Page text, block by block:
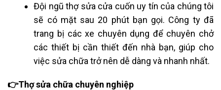
Đội ngũ thợ sửa cửa cuốn uy tín của chúng tôi
sẽ có mặt sau 20 phút bạn gọi. Công ty đã
trang bị các xe chuyên dụng để chuyên chở
các thiết bị cần thiết đến nhà bạn, giúp cho
việc sửa chữa trở nên dễ dàng và nhanh nhất.
👉Thợ sửa chữa chuyên nghiệp